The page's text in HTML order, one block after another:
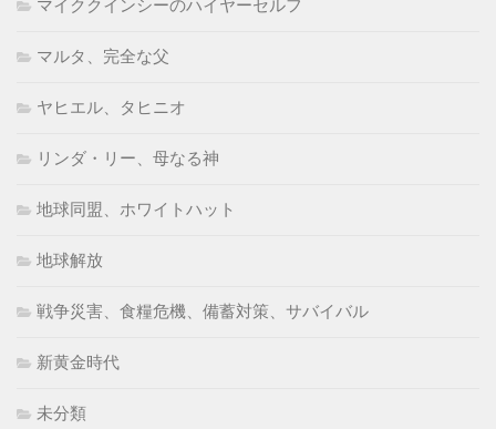
マイククインシーのハイヤーセルフ
マルタ、完全な父
ヤヒエル、タヒニオ
リンダ・リー、母なる神
地球同盟、ホワイトハット
地球解放
戦争災害、食糧危機、備蓄対策、サバイバル
新黄金時代
未分類